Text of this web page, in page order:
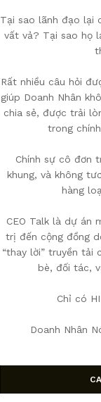
Tại sao lãnh đạo lại
vất vả? Tại sao họ
Rất nhiều câu hỏi
giúp Doanh Nhân
chia sẻ, được trải
trong
Chính sự cô đơn
khung, và không
hàng
CEO Talk là dự án
trị đến cộng đồng
“thay lời” truyền tải
bè, đối tác,
Chỉ có
Doanh Nhân